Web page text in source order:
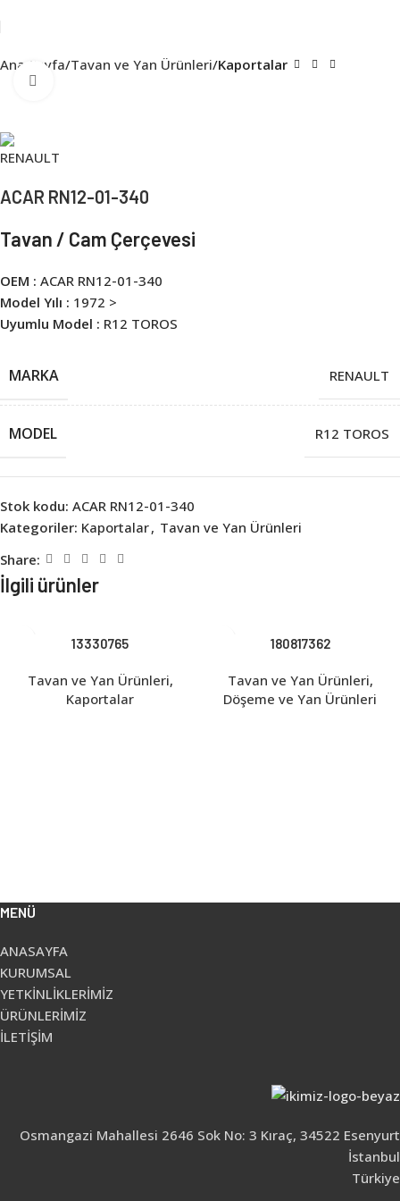
Ana Sayfa Tavan ve Yan Ürünleri Kaportalar
ACAR RN12-01-340
Tavan / Cam Çerçevesi
OEM : ACAR RN12-01-340
Model Yılı : 1972 >
Uyumlu Model : R12 TOROS
MARKA RENAULT
MODEL R12 TOROS
Stok kodu: ACAR RN12-01-340
Kategoriler: Kaportalar, Tavan ve Yan Ürünleri
Share:
İlgili ürünler
13330765
Tavan ve Yan Ürünleri,
Kaportalar
180817362
Tavan ve Yan Ürünleri,
Döşeme ve Yan Ürünleri
MENÜ
ANASAYFA
KURUMSAL
YETKİNLİKLERİMİZ
ÜRÜNLERİMİZ
İLETİŞİM
Osmangazi Mahallesi 2646 Sok No: 3 Kıraç, 34522 Esenyurt
İstanbul
Türkiye